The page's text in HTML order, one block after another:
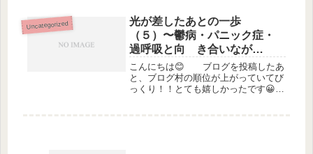
うになったとこでしたね☺️ 少しずつ
食べるようになり点滴は外れました
が...
Uncategorized
光が差したあとの一歩
（５）〜鬱病・パニック症・
過呼吸と向 き合いなが
ら〜
こんにちは😊 ブログを投稿したあ
と、ブログ村の順位が上がっていてび
っくり！！とても嬉しかったです😀皆